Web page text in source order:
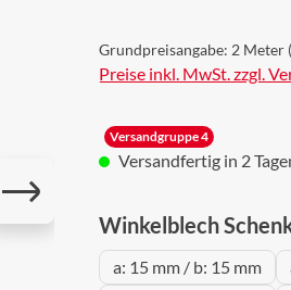
Grundpreisangabe: 2 Meter
Preise inkl. MwSt. zzgl.
Versandgruppe 4
Versandfertig in 2
Winkelblech
a: 15 mm / b: 15 mm